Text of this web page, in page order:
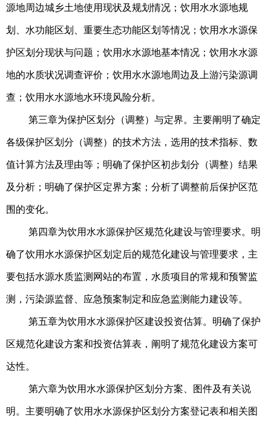
源地周边城乡土地使用现状及规划情况；饮用水水源地规
划、水功能区划、重要生态功能区划等情况；饮用水水源保
护区划分现状与问题；饮用水水源地基本情况；饮用水水源
地的水质状况调查评价；饮用水水源地周边及上游污染源调
查；饮用水水源地水环境风险分析。
第三章为保护区划分（调整）与定界。主要阐明了确定
各级保护区划分（调整）的技术方法，选用的技术指标、数
值计算方法及理由等；明确了保护区初步划分（调整）结果
及分析；明确了保护区定界方案；分析了调整前后保护区范
围的变化。
第四章为饮用水水源保护区规范化建设与管理要求。明
确了饮用水水源保护区划定后的规范化建设与管理要求 ，主
要包括水源水质监测网站的布置，水质项目的常规和预警监
测，污染源监督、应急预案制定和应急监测能力建设等。
第五章为饮用水水源保护区建设投资估算。明确了保护
区规范化建设方案和投资估算表，阐明了规范化建设方案可
达性。
第六章为饮用水水源保护区划分方案、图件及有关说
明。主要明确了饮用水水源保护区划分方案登记表和相关图